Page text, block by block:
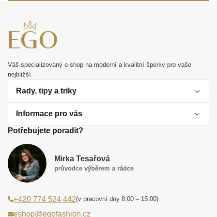
Váš specializovaný e-shop na moderní a kvalitní šperky pro vaše
nejbližší.
Rady, tipy a triky
O perlách
Jak vybrat perlový šperk
Dárková inspirace
Smaltované a korálkové šperky jako trend
Laboratorní diamanty jsou budoucnost
Informace pro vás
Obchodní podmínky
Reklamační řád
Poučení o právu na odstoupení od smlouvy
Potřebujete poradit?
Mirka Tesařová
průvodce výběrem a rádce
+420 774 524 442(v pracovní dny 8:00 – 15:00)
eshop@egofashion.cz